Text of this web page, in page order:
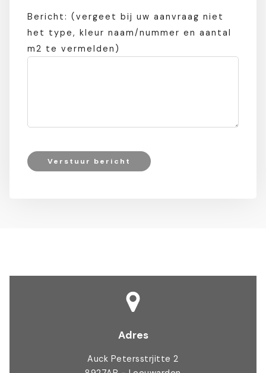
Bericht: (vergeet bij uw aanvraag niet
het type, kleur naam/nummer en aantal
m2 te vermelden)
Verstuur bericht
Adres
Auck Petersstrjitte 2